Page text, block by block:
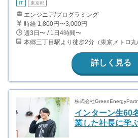
IT 東京都
エンジニア/プログラミング
時給 1,800円〜3,000円
週3日〜 / 1日4時間〜
詳しく見る
株式会社
インターン生60
業した社長に学